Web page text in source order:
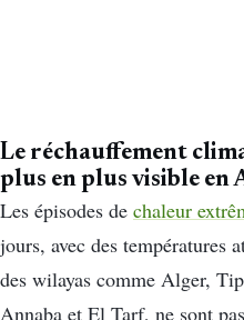
Le réchauffement
plus en plus visible en
Les épisodes de chaleur
jours, avec des températures
des wilayas comme Alger,
Annaba et El Tarf, ne sont